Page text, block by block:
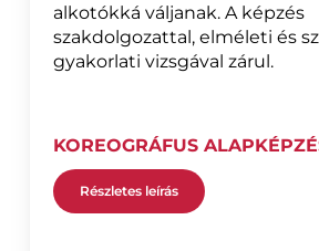
alkotókká váljanak. A képzés
szakdolgozattal, elméleti és
gyakorlati vizsgával zárul.
KOREOGRÁFUS
Részletes leírás